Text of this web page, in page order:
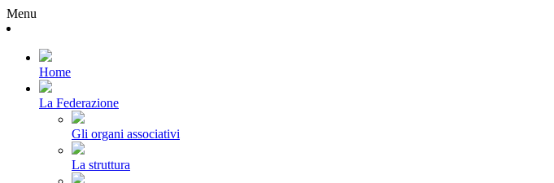
Menu
Home
La Federazione
Gli organi associativi
La struttura